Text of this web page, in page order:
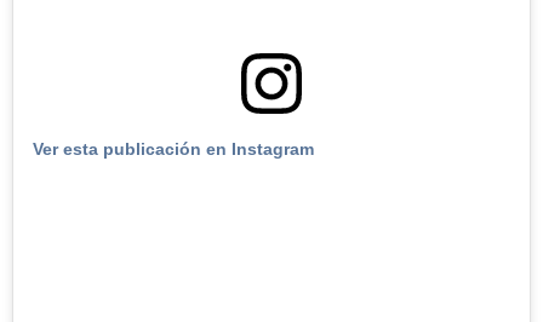
Ver esta publicación en Instagram